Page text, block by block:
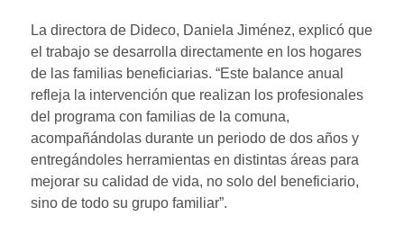
La directora de Dideco, Daniela Jiménez, explicó que
el trabajo se desarrolla directamente en los hogares
de las familias beneficiarias. “Este balance anual
refleja la intervención que realizan los profesionales
del programa con familias de la comuna,
acompañándolas durante un periodo de dos años y
entregándoles herramientas en distintas áreas para
mejorar su calidad de vida, no solo del beneficiario,
sino de todo su grupo familiar”.